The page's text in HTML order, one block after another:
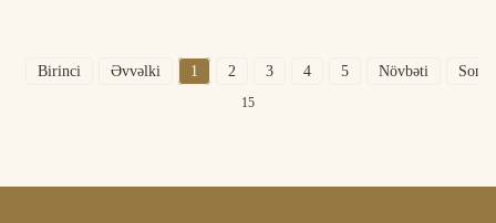
Birinci Əvvəlki 1 2 3 4 5 Növbəti
15